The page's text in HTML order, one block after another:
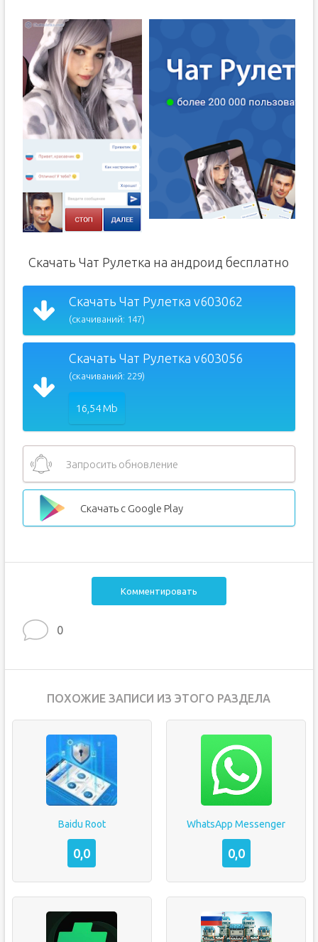
Скачать Чат Рулетка на андроид бесплатно
Скачать Чат Рулетка v603062
(скачиваний: 147)
Скачать Чат Рулетка v603056
(скачиваний: 229)
16,54 Mb
Запросить обновление
Скачать с Google Play
Комментировать
0
ПОХОЖИЕ ЗАПИСИ ИЗ ЭТОГО РАЗДЕЛА
Baidu Root
0,0
WhatsApp Messenger
0,0